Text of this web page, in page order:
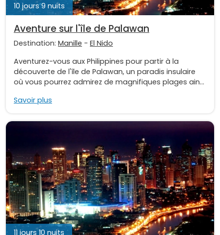
10 jours 9 nuits
Aventure sur l'île de Palawan
Destination: Manille - El Nido
Aventurez-vous aux Philippines pour partir à la
découverte de l'île de Palawan, un paradis insulaire
où vous pourrez admirez de magnifiques plages ain...
Savoir plus
11 jours 10 nuits